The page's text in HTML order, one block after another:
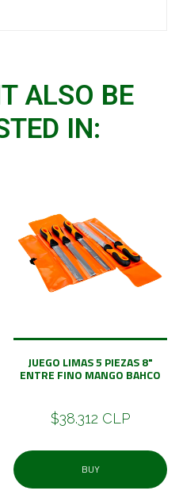
ALSO BE
IN:
JUEGO LIMAS 5 PIEZAS 8"
ENTRE FINO MANGO BAHCO
$38.312 CLP
BUY